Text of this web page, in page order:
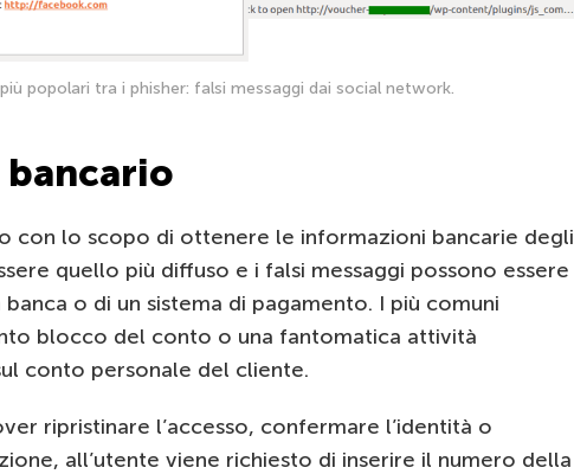
popolari tra i phisher: falsi messaggi dai social network.
bancario
con lo scopo di ottenere le informazioni bancarie degli
quello più diffuso e i falsi messaggi possono essere
o di un sistema di pagamento. I più comuni
blocco del conto o una fantomatica attività
conto personale del cliente.
ripristinare l’accesso, confermare l’identità o
all’utente viene richiesto di inserire il numero della